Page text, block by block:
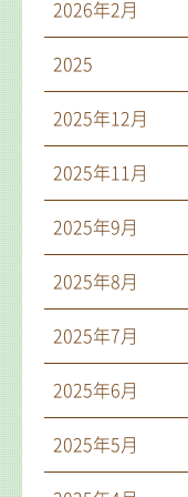
2026年2月
2025
2025年12月
2025年11月
2025年9月
2025年8月
2025年7月
2025年6月
2025年5月